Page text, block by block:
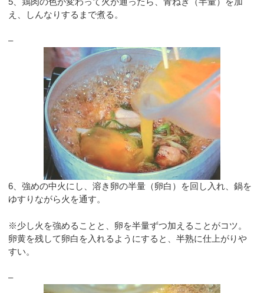
え、しんなりするまで煮る。
–
6、強めの中火にし、溶き卵の半量（卵白）を回し入れ、鍋を
ゆすりながら火を通す。
※少し火を強めることと、卵を半量ずつ加えることがコツ。
卵黄を残して卵白を入れるようにすると、半熟に仕上がりや
すい。
–